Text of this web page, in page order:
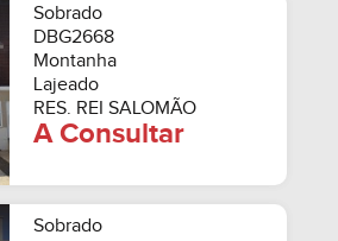
Sobrado
DBG2668
Montanha
Lajeado
RES. REI SALOMÃO
A Consultar
Sobrado